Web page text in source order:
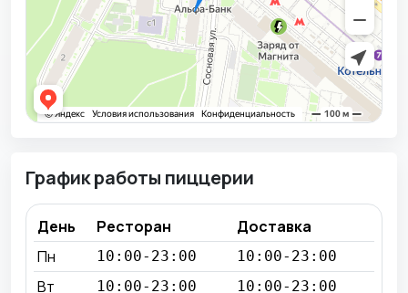
График работы пиццерии
День Ресторан
Доставка
Пн
10:00-23:00 10:00-23:00
Вт 10:00-23:00 10:00-23:00